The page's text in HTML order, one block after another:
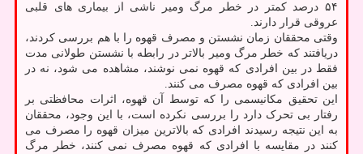
۵۴ درصد کمتر در خطر مرگ ومیر ناشی از بیماری های قلبی
عروقی قرار دارند.
وقتی محققان زمان نشستن و مصرف قهوه را با هم بررسی کردند،
دریافتند که خطر مرگ ومیر بالاتر در رابطه با نشستن طولانی مدت
فقط در بین افرادی که قهوه نمی نوشند، مشاهده می شود، نه در
بین افرادی که قهوه مصرف می کنند.
این تحقیق مکانیسمی را که توسط آن قهوه، اثرات محافظتی بر
رفتار بی تحرک دارد را بررسی نکرده است، با این وجود، محققان
به این نتیجه رسیدند افرادی که بالاترین میزان قهوه را مصرف می
کنند در مقایسه با افرادی که قهوه مصرف نمی کنند، خطر مرگ